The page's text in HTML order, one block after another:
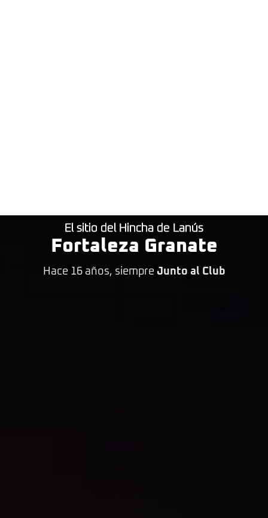
El sitio del Hincha de Lanús
Fortaleza Granate
Hace 16 años, siempre Junto al Club